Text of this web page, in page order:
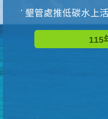
墾管處推低碳水上活
115